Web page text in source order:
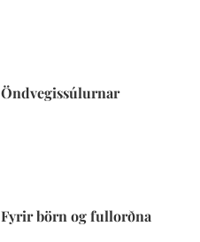
Öndvegissúlurnar
Fyrir börn og fullorðna